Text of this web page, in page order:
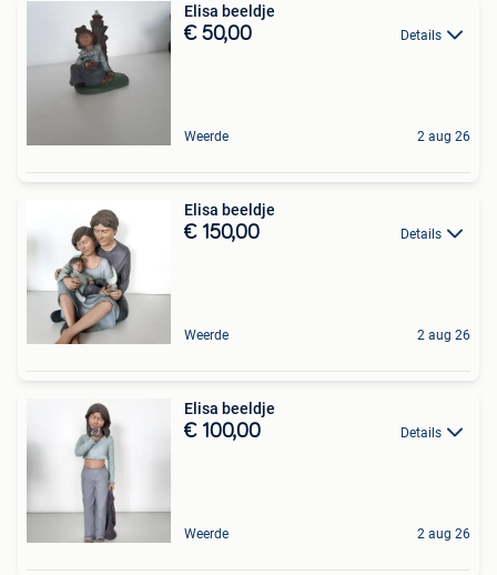
Elisa beeldje
€ 50,00 Details
Weerde 2 aug 26
Elisa beeldje
€ 150,00 Details
Weerde 2 aug 26
Elisa beeldje
€ 100,00 Details
Weerde 2 aug 26